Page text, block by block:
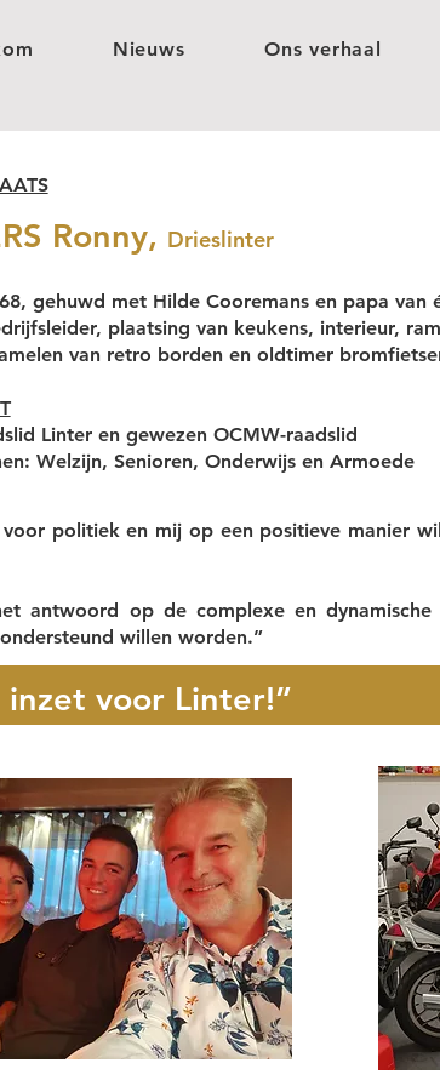
Nieuws Ons verhaal
Ronny, Drieslinter
gehuwd met Hilde Cooremans en papa van
plaatsing van keukens, interieur,
van retro borden en oldtimer
Linter en gewezen OCMW-raadslid
Welzijn, Senioren, Onderwijs en Armoede
voor politiek en mij op een positieve manier
antwoord op de complexe en dynamische
willen worden.”
inzet voor Linter!”